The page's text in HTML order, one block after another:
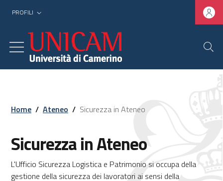
PROFILI
Home / Ateneo / Sicurezza in Ateneo
Sicurezza in Ateneo
L'Ufficio Sicurezza Logistica e Patrimonio si occupa della
gestione della sicurezza dei lavoratori ai sensi della